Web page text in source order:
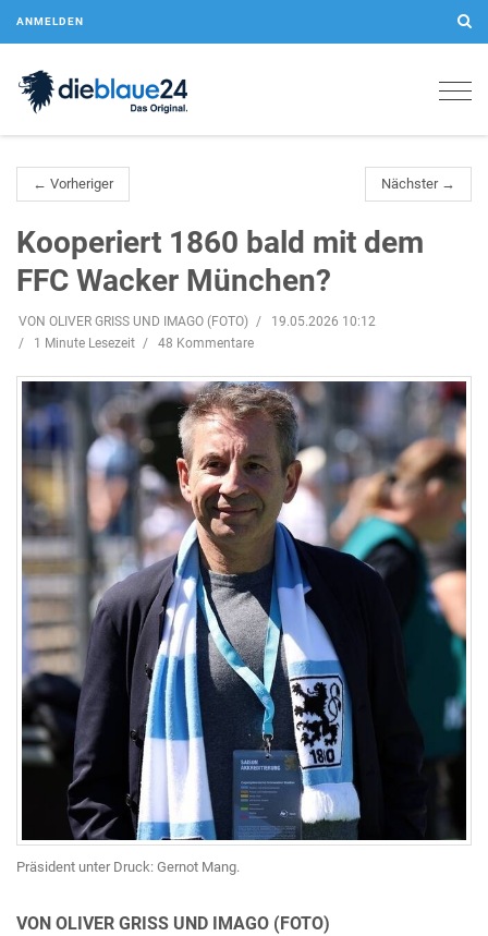
ANMELDEN
← Vorheriger Nächster →
Kooperiert 1860 bald mit dem
FFC Wacker München?
VON OLIVER GRISS UND IMAGO (FOTO)
19.05.2026 10:12
1 Minute Lesezeit
48 Kommentare
Präsident unter Druck: Gernot Mang.
VON OLIVER GRISS UND IMAGO (FOTO)